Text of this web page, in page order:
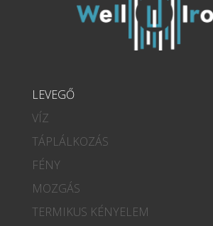
LEVEGŐ
VÍZ
TÁPLÁLKOZÁS
FÉNY
MOZGÁS
TERMIKUS KÉNYELEM